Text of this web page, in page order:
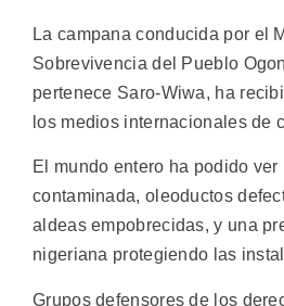
La campana conducida por el
Sobrevivencia del Pueblo
pertenece Saro-Wiwa, ha
los medios internacionales de
El mundo entero ha podido
contaminada, oleoductos
aldeas empobrecidas, y una
nigeriana protegiendo las
Grupos defensores de los